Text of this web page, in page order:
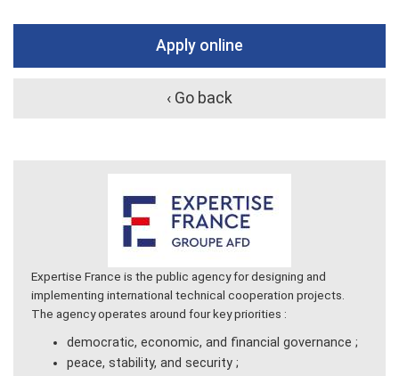
Apply online
‹ Go back
Expertise France is the public agency for designing and
implementing international technical cooperation projects.
The agency operates around four key priorities :
democratic, economic, and financial governance ;
peace, stability, and security ;